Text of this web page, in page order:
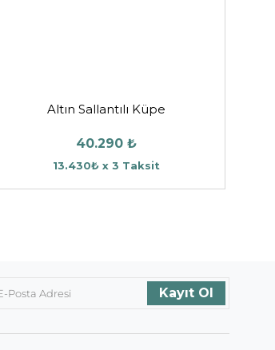
Altın Sallantılı Küpe
40.290 ₺
13.430₺ x 3 Taksit